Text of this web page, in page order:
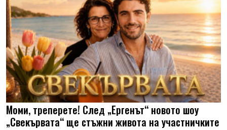
Моми, треперете! След „Ергенът“ новото шоу
„Свекървата“ ще стъжни живота на участничките